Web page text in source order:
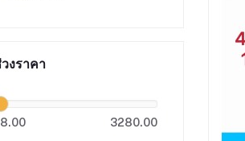
งราคา
3280.00